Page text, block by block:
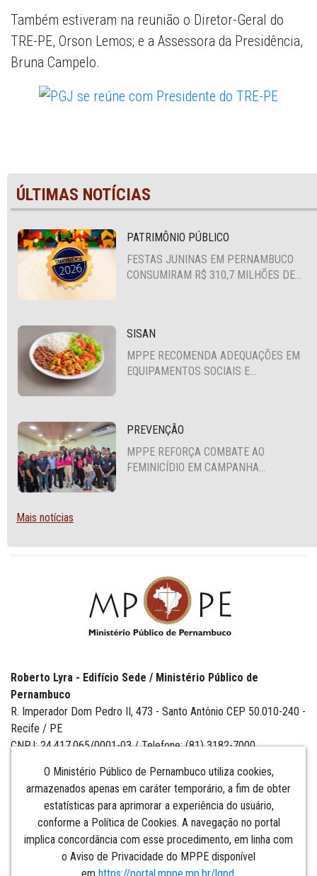
Também estiveram na reunião o Diretor-Geral do
TRE-PE, Orson Lemos; e a Assessora da Presidência,
Bruna Campelo.
ÚLTIMAS NOTÍCIAS
PATRIMÔNIO PÚBLICO
FESTAS JUNINAS EM PERNAMBUCO
CONSUMIRAM R$ 310,7 MILHÕES DE
SISAN
MPPE RECOMENDA ADEQUAÇÕES EM
EQUIPAMENTOS SOCIAIS E
PREVENÇÃO
MPPE REFORÇA COMBATE AO
FEMINICÍDIO EM CAMPANHA
Mais notícias
O Ministério Público de Pernambuco utiliza cookies,
armazenados apenas em caráter temporário, a fim de obter
estatísticas para aprimorar a experiência do usuário,
conforme a Política de Cookies. A navegação no portal
implica concordância com esse procedimento, em linha com
o Aviso de Privacidade do MPPE disponível
Roberto Lyra - Edifício Sede / Ministério Público de
Pernambuco
R. Imperador Dom Pedro II, 473 - Santo Antônio CEP 50.010-240 -
Recife / PE
CNPJ: 24.417.065/0001-03 / Telefone: (81) 3182-7000
Institucional
Comunicação